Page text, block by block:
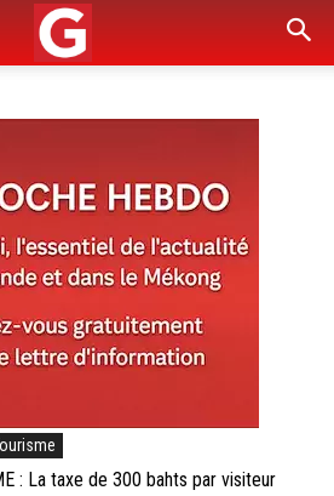
: La taxe de 300 bahts par visiteur